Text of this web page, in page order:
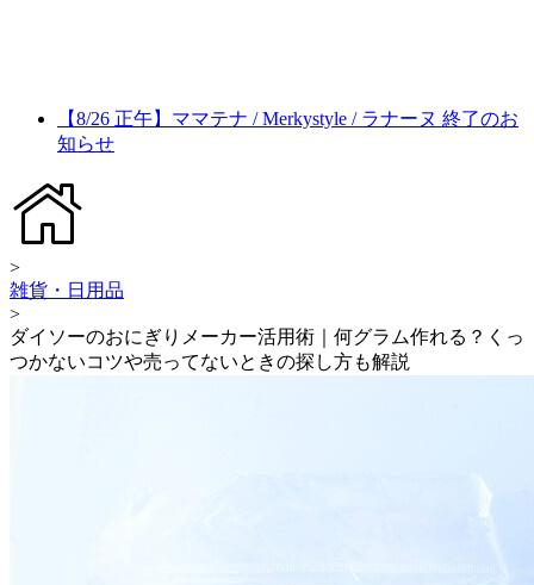
【8/26 正午】ママテナ / Merkystyle / ラナーヌ 終了のお
知らせ
>
雑貨・日用品
>
ダイソーのおにぎりメーカー活用術｜何グラム作れる？くっ
つかないコツや売ってないときの探し方も解説